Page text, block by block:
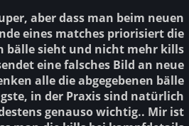
aber dass man beim neuen
eines matches priorisiert die
bälle sieht und nicht mehr kills
eine falsches Bild an neue
alle die abgegebenen bälle
in der Praxis sind natürlich
genauso wichtig.. Mir ist